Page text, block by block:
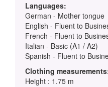
Languages:
German - Mother tongue
English - Fluent to
French - Fluent to
Italian - Basic (A1 / A2)
Spanish - Fluent to
Clothing
Height : 1.75 m